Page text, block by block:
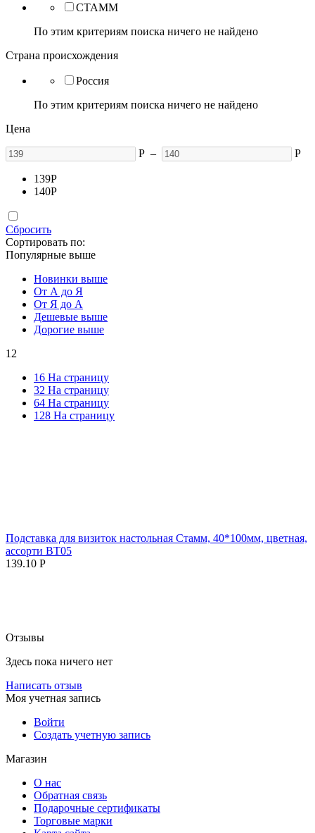
СТАММ
По этим критериям поиска ничего не найдено
Страна происхождения
Россия
По этим критериям поиска ничего не найдено
Цена
Р – Р
139Р
140Р
Сбросить
Сортировать по:
Популярные выше
Новинки выше
От А до Я
От Я до А
Дешевые выше
Дорогие выше
12
16 На страницу
32 На страницу
64 На страницу
128 На страницу
Подставка для визиток настольная Стамм, 40*100мм, цветная,
ассорти ВТ05
139.10 Р
Отзывы
Здесь пока ничего нет
Написать отзыв
Моя учетная запись
Войти
Создать учетную запись
Магазин
О нас
Обратная связь
Подарочные сертификаты
Торговые марки